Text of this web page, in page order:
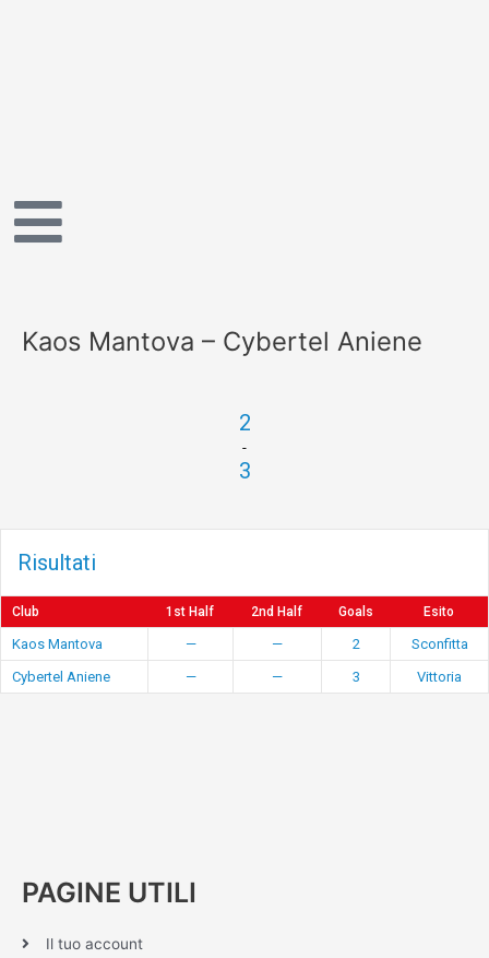
Kaos Mantova – Cybertel Aniene
2
-
3
Risultati
Club 1st Half 2nd Half Goals Esito
Kaos Mantova — — 2
Sconfitta
Cybertel Aniene
— — 3 Vittoria
PAGINE UTILI
Il tuo account